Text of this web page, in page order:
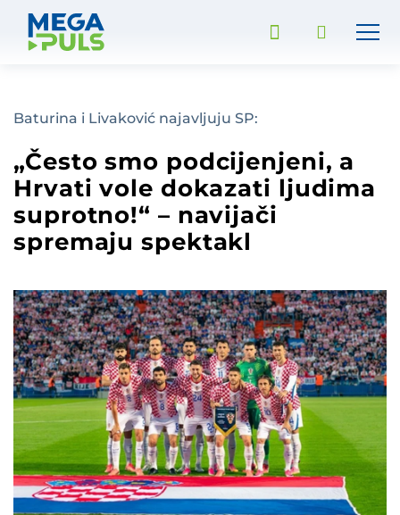
Baturina i Livaković najavljuju SP:
„Često smo podcijenjeni, a
Hrvati vole dokazati ljudima
suprotno!“ – navijači
spremaju spektakl